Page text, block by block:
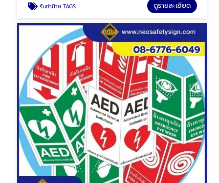
รับทำป้าย TAGS ดูรายละเอียด